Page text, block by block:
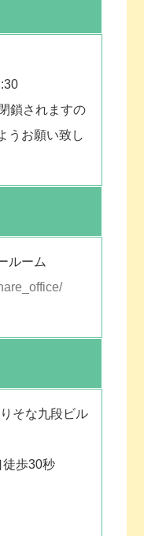
鎖されますの
うお願い致し
ルーム
そな九段ビル
徒歩30秒